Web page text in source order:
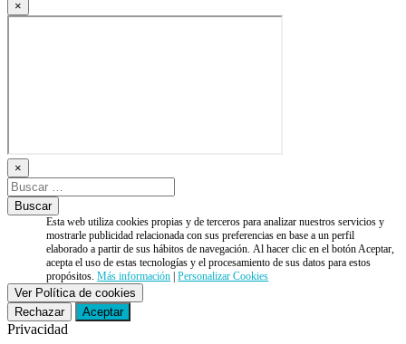
×
×
Esta web utiliza cookies propias y de terceros para analizar nuestros servicios y
mostrarle publicidad relacionada con sus preferencias en base a un perfil
elaborado a partir de sus hábitos de navegación. Al hacer clic en el botón Aceptar,
acepta el uso de estas tecnologías y el procesamiento de sus datos para estos
propósitos.Más información |Personalizar Cookies
Ver Política de cookies
Rechazar
Aceptar
Privacidad